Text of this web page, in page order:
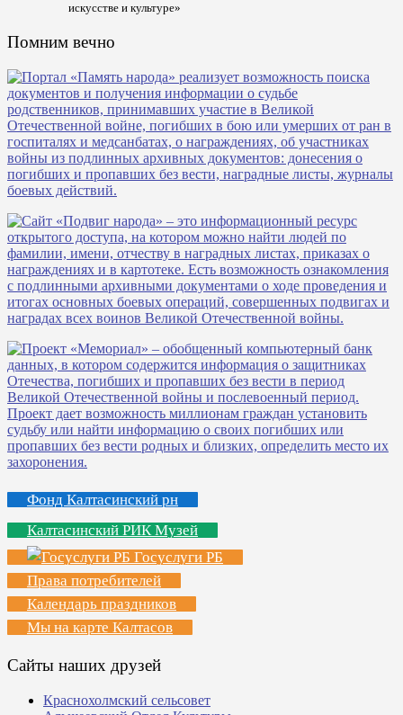
искусстве и культуре»
Помним вечно
Фонд Калтасинский рн
Калтасинский РИК Музей
Госуслуги РБ
Права потребителей
Календарь праздников
Мы на карте Калтасов
Сайты наших друзей
Краснохолмский сельсовет